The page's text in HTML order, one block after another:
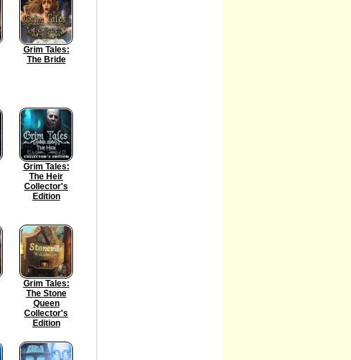
Grim Tales:
The Bride
Grim Tales:
The Heir
Collector's
Edition
Grim Tales:
The Stone
Queen
Collector's
Edition